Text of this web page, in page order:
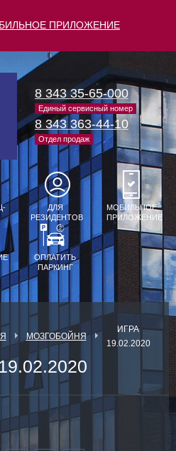
ПРИЛОЖЕНИЕ
8 343 35-65-000
Единый сервисный номер
8 343 363-44-10
Отдел продаж
ДЛЯ
РЕЗИДЕНТОВ
МОБИЛЬНОЕ
ПРИЛОЖЕНИЕ
ОПЛАТИТЬ
ПАРКИНГ
МОЗГОБОЙНЯ
ИГРА
19.02.2020